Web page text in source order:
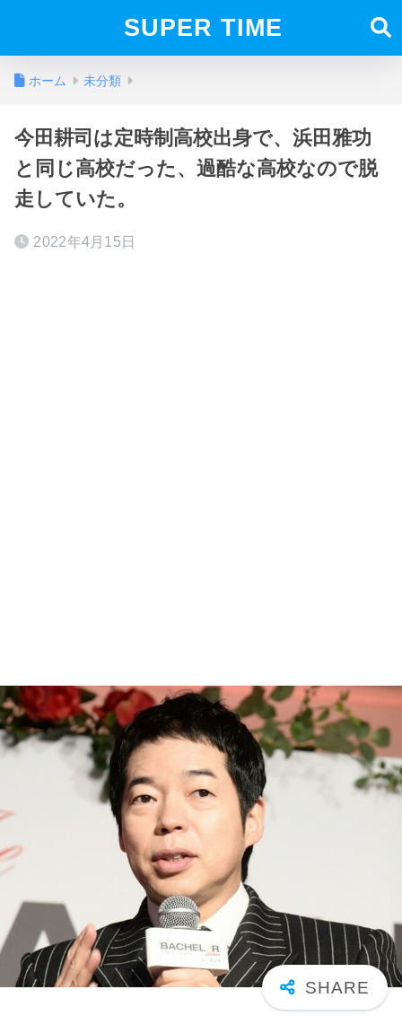
SUPER TIME
ホーム 未分類
今田耕司は定時制高校出身で、浜田雅功
と同じ高校だった、過酷な高校なので脱
走していた。
2022年4月15日